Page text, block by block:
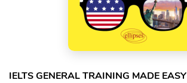
IELTS GENERAL TRAINING MADE EASY